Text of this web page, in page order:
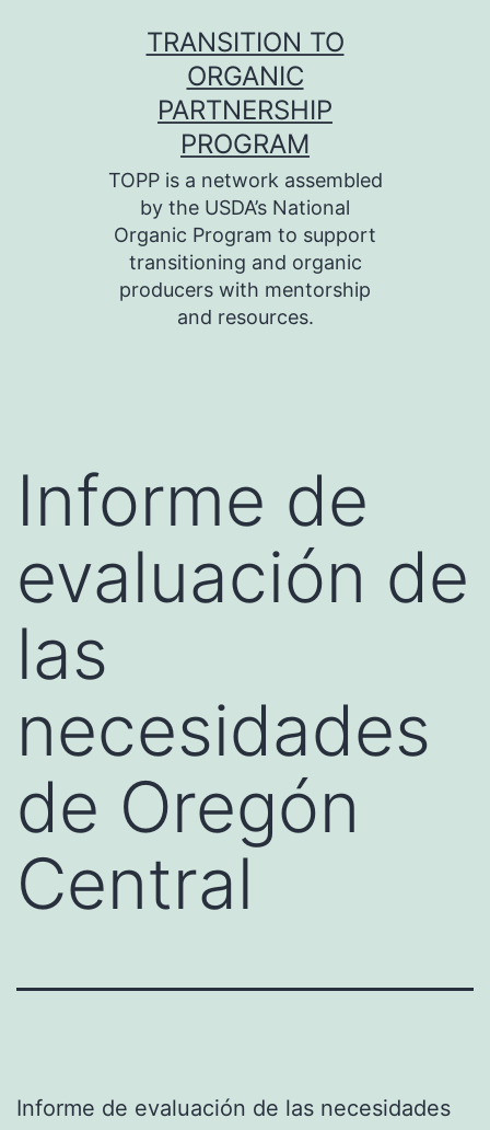
TRANSITION TO
ORGANIC
PARTNERSHIP
PROGRAM
TOPP is a network assembled
by the USDA’s National
Organic Program to support
transitioning and organic
producers with mentorship
and resources.
Informe de
evaluación de
las
necesidades
de Oregón
Central
Informe de evaluación de las necesidades